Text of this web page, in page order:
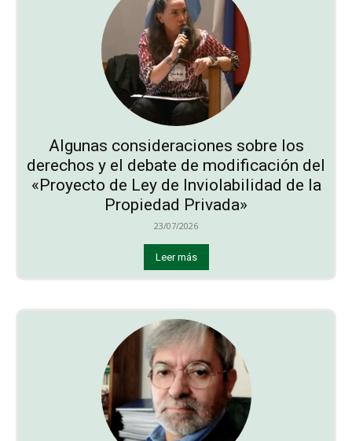
Algunas consideraciones sobre los
derechos y el debate de modificación del
«Proyecto de Ley de Inviolabilidad de la
Propiedad Privada»
23/07/2026
Leer más